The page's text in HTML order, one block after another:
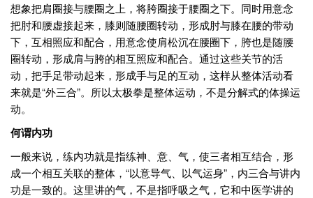
想象把肩圈接与腰圈之上，将胯圈接于腰圈之下。同时用意念
把肘和腰虚接起来，膝则随腰圈转动，形成肘与膝在腰的带动
下，互相照应和配合，用意念使肩松沉在腰圈下，胯也是随腰
圈转动，形成肩与胯的相互照应和配合。通过这些关节的活
动，把手足带动起来，形成手与足的互动，这样从整体活动看
来就是“外三合”。所以太极拳是整体运动，不是分解式的体操运
动。
何谓内功
一般来说，练内功就是指练神、意、气，使三者相互结合，形
成一个相互关联的整体，“以意导气、以气运身”，内三合与讲内
功是一致的。这里讲的气，不是指呼吸之气，它和中医学讲的